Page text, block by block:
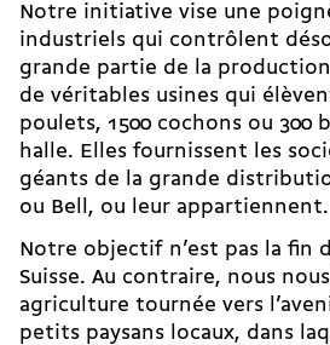
Notre initiative vise une
industriels qui contrôlent
grande partie de la production
de véritables usines qui élèvent
poulets, 1500 cochons ou 300
halle. Elles fournissent les
géants de la grande
ou Bell, ou leur appartiennent.
Notre objectif n’est pas la fin
Suisse. Au contraire, nous
agriculture tournée vers
petits paysans locaux, dans